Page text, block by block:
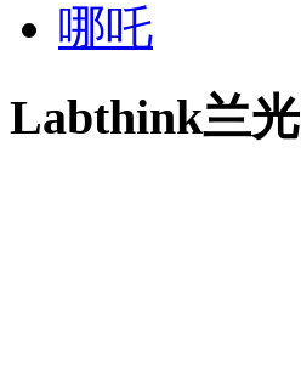
哪吒
Labthink兰光